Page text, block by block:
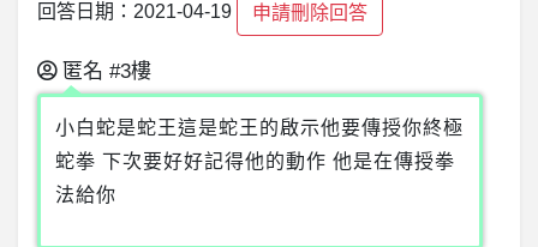
回答日期：2021-04-19 申請刪除回答
匿名 #3樓
小白蛇是蛇王這是蛇王的啟示他要傳授你終極
蛇拳 下次要好好記得他的動作 他是在傳授拳
法給你